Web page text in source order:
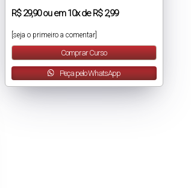
R$29,90ou em10xdeR$ 2,99
[seja o primeiro a comentar]
Comprar Curso
Peça pelo WhatsApp